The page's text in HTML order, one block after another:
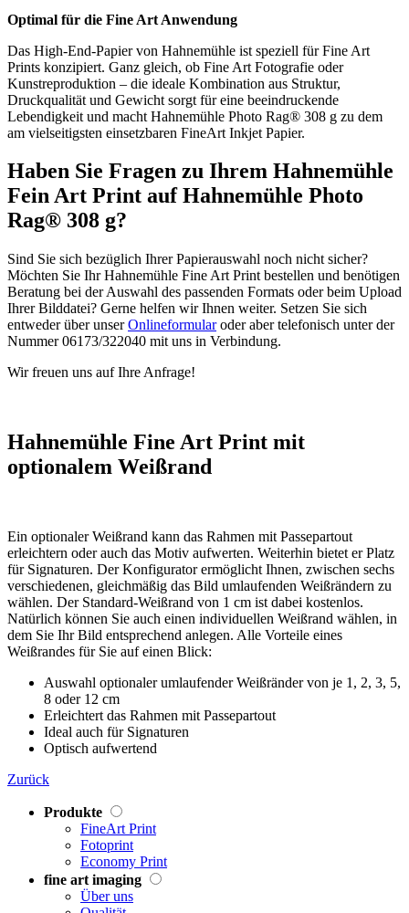
Optimal für die Fine Art Anwendung
Das High-End-Papier von Hahnemühle ist speziell für Fine Art
Prints konzipiert. Ganz gleich, ob Fine Art Fotografie oder
Kunstreproduktion – die ideale Kombination aus Struktur,
Druckqualität und Gewicht sorgt für eine beeindruckende
Lebendigkeit und macht Hahnemühle Photo Rag® 308 g zu dem
am vielseitigsten einsetzbaren FineArt Inkjet Papier.
Haben Sie Fragen zu Ihrem Hahnemühle
Fein Art Print auf Hahnemühle Photo
Rag® 308 g?
Sind Sie sich bezüglich Ihrer Papierauswahl noch nicht sicher?
Möchten Sie Ihr Hahnemühle Fine Art Print bestellen und benötigen
Beratung bei der Auswahl des passenden Formats oder beim Upload
Ihrer Bilddatei? Gerne helfen wir Ihnen weiter. Setzen Sie sich
entweder über unserOnlineformularoder aber telefonisch unter der
Nummer 06173/322040 mit uns in Verbindung.
Wir freuen uns auf Ihre Anfrage!
Hahnemühle Fine Art Print mit
optionalem Weißrand
Ein optionaler Weißrand kann das Rahmen mit Passepartout
erleichtern oder auch das Motiv aufwerten. Weiterhin bietet er Platz
für Signaturen. Der Konfigurator ermöglicht Ihnen, zwischen sechs
verschiedenen, gleichmäßig das Bild umlaufenden Weißrändern zu
wählen. Der Standard-Weißrand von 1 cm ist dabei kostenlos.
Natürlich können Sie auch einen individuellen Weißrand wählen, in
dem Sie Ihr Bild entsprechend anlegen. Alle Vorteile eines
Weißrandes für Sie auf einen Blick:
Auswahl optionaler umlaufender Weißränder von je 1, 2, 3, 5,
8 oder 12 cm
Erleichtert das Rahmen mit Passepartout
Ideal auch für Signaturen
Optisch aufwertend
Zurück
Produkte
FineArt Print
Fotoprint
Economy Print
fine art imaging
Über uns